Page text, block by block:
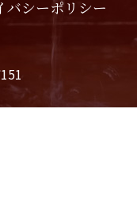
バシーポリシー